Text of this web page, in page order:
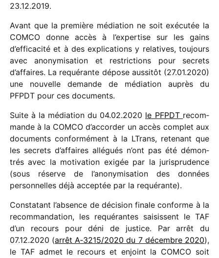
23.12.2019.
Avant que la première média­tion ne soit exécu­tée la
COMCO donne accès à l’expertise sur les gains
d’efficacité et à des expli­ca­tions y rela­tives, toujours
avec anony­mi­sa­tion et restric­tions pour secrets
d’affaires. La requé­rante dépose aussi­tôt (27.01.2020)
une nouvelle demande de média­tion auprès du
PFPDT pour ces docu­ments.
Suite à la média­tion du 04.02.2020 le PFPDT recom­
mande à la COMCO d’accorder un accès complet aux
docu­ments confor­mé­ment à la LTrans, rete­nant que
les secrets d’affaires allé­gués n’ont pas été démon­
trés avec la moti­va­tion exigée par la juris­pru­dence
(sous réserve de l’anonymisation des données
person­nelles déjà accep­tée par la requé­rante).
Constatant l’absence de déci­sion finale conforme à la
recom­man­da­tion, les requé­rantes saisissent le TAF
d’un recours pour déni de justice. Par arrêt du
07.12.2020 (arrêt A‑3215/​2020 du 7 décembre 2020),
le TAF admet le recours et enjoint la COMCO soit